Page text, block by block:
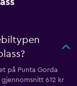
på Punta Gorda
612 kr